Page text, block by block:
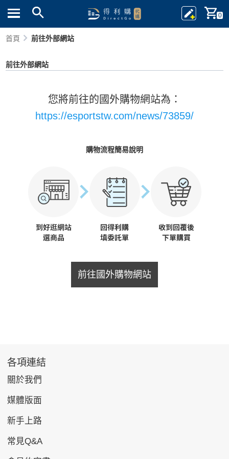
0
首頁 前往外部網站
前往外部網站
您將前往的國外購物網站為：
https://esportstw.com/news/73859/
購物流程簡易說明
前往國外購物網站
各項連結
關於我們
媒體版面
新手上路
常見Q&A